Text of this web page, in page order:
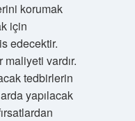
korumak
için
edecektir.
vardır.
tedbirlerin
yapılacak